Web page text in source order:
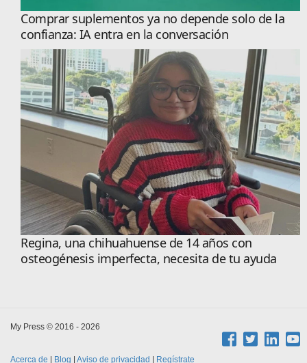
Comprar suplementos ya no depende solo de la
confianza: IA entra en la conversación
Regina, una chihuahuense de 14 años con
osteogénesis imperfecta, necesita de tu ayuda
My Press © 2016 - 2026
Acerca de | Blog | Aviso de privacidad | Regístrate